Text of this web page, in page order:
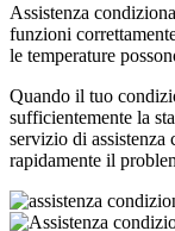
Assistenza
funzioni
le temperature
Quando il tuo
sufficientemente la
servizio di
rapidamente il